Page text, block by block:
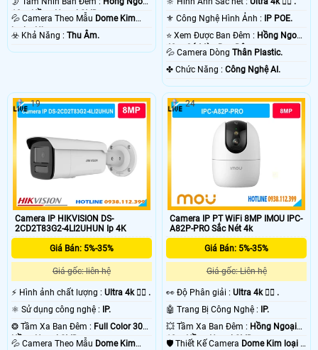
10m Hồng Ngoại SMD.
💦 Camera Theo Mẫu Dome Kim
loại + Nhựa.
️☣️ Khả Năng : Thu Âm.
⚜️ Công Nghệ Hình Ảnh :
IP POE.
⭐ Xem Được Ban Đêm : Hồng Ngoại
40m Có Màu Ban Ðêm.
💦 Camera DòngThân Plastic.
️✤ Chức Năng :Công Nghệ AI.
Camera IP HIKVISION DS-
2CD2T83G2-4LI2UHUN Ip 4K
Giá Bán: 5%-35%
Giá gốc: liên hệ
️⚡ Hình ảnh chất lượng : Ultra 4k 👍🏾 .
⚛️ Sử dụng công nghệ :
IP.
❂ Tầm Xa Ban Đêm : Full Color 30m
Hồng Ngoại SMD.
💦 Camera Theo Mẫu Dome Kim
19
Camera IP PT WiFi 8MP IMOU IPC-
A82P-PRO Sắc Nét 4k
Giá Bán: 5%-35%
Giá gốc: Liên hệ
️👀 Độ Phân giải :Ultra 4k 👍🏾 .
🤖️ Trang Bị Công Nghệ :
IP.
💥 Tầm Xa Ban Đêm : Hồng Ngoại
10m Hồng Ngoại SMD.
🛡 Thiết Kế Camera Dome Kim loại +
24